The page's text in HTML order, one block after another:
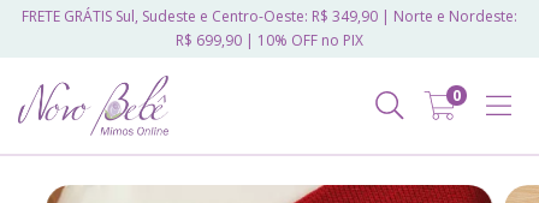
FRETE GRÁTIS Sul, Sudeste e Centro-Oeste: R$ 349,90 | Norte e Nordeste:
R$ 699,90 | 10% OFF no PIX
0